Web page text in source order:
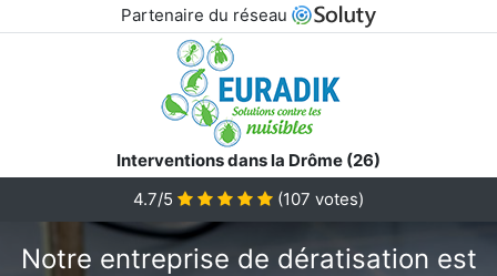
Partenaire du réseau
Interventions dans la Drôme (26)
4.7/5
(107 votes)
Notre entreprise de dératisation est